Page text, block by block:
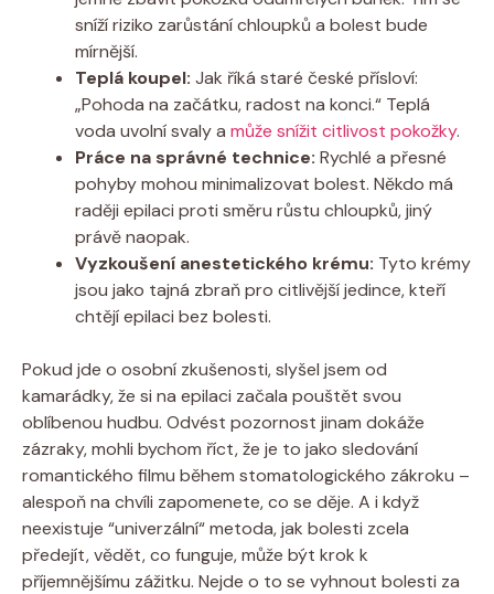
sníží riziko⁢ zarůstání ⁣chloupků a ⁢bolest bude
mírnější.
Teplá koupel: Jak ‍říká staré ‍české přísloví:
„Pohoda na začátku, radost na konci.“‍ Teplá ​
voda uvolní svaly‍ a může snížit citlivost pokožky.
Práce na správné‍ technice: Rychlé‍ a přesné
⁣pohyby mohou minimalizovat bolest. Někdo má
raději epilaci proti směru ‌růstu chloupků, jiný‌
právě naopak.
Vyzkoušení anestetického ‌krému: Tyto krémy
jsou ‌jako tajná⁢ zbraň pro citlivější jedince, kteří
chtějí epilaci bez ⁤bolesti.
Pokud jde o osobní zkušenosti, slyšel jsem od ​
kamarádky, že si⁢ na epilaci začala pouštět svou
oblíbenou hudbu. Odvést⁢ pozornost jinam⁣ dokáže
zázraky, mohli ‌bychom říct, ⁤že je ‌to jako sledování
romantického filmu během stomatologického​ zákroku ⁤–
⁣alespoň na ​chvíli⁢ zapomenete, co ‌se ⁢děje. A⁢ i když
neexistuje ‌“univerzální“⁤ metoda, jak⁢ bolesti zcela
předejít, vědět, co funguje, může být krok k​
příjemnějšímu zážitku. Nejde⁤ o ‍to se ‍vyhnout bolesti za